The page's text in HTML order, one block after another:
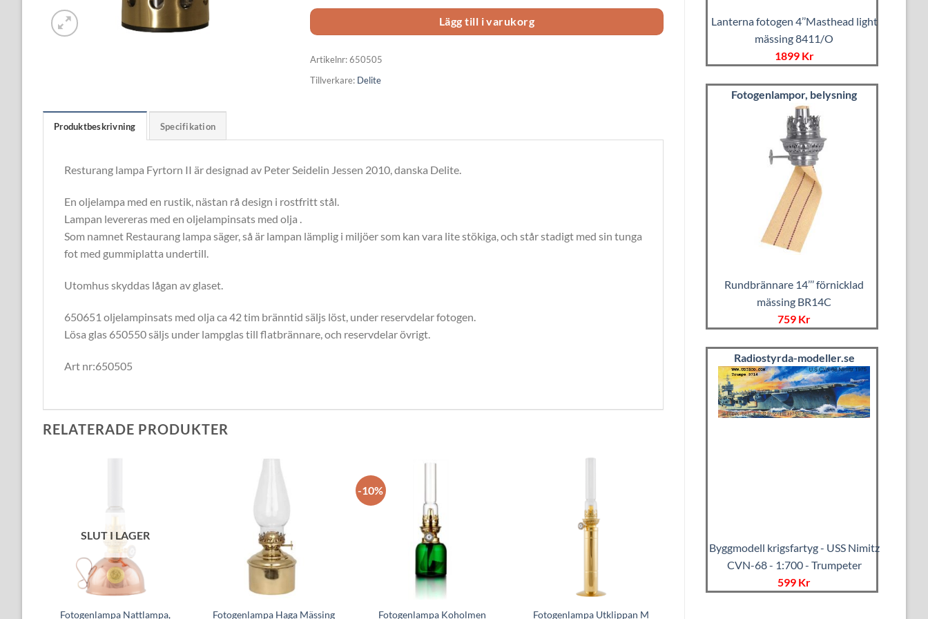
Lanterna fotogen 4’’Masthead light
mässing 8411/O
1899 Kr
Fotogenlampor, belysning
Rundbrännare 14’’’ förnicklad
mässing BR14C
759 Kr
Radiostyrda-modeller.se
Byggmodell krigsfartyg - USS Nimitz
CVN-68 - 1:700 - Trumpeter
599 Kr
Lägg till i varukorg
Artikelnr:650505
Tillverkare: Delite
Produktbeskrivning Specifikation
Resturang lampa Fyrtorn II är designad av Peter Seidelin Jessen 2010, danska Delite.
En oljelampa med en rustik, nästan rå design i rostfritt stål.
Lampan levereras med en oljelampinsats med olja .
Som namnet Restaurang lampa säger, så är lampan lämplig i miljöer som kan vara lite stökiga, och står stadigt med sin tunga
fot med gummiplatta undertill.
Utomhus skyddas lågan av glaset.
650651 oljelampinsats med olja ca 42 tim bränntid säljs löst, under reservdelar fotogen.
Lösa glas 650550 säljs under lampglas till flatbrännare, och reservdelar övrigt.
Art nr:650505
RELATERADE PRODUKTER
SLUT I LAGER
Fotogenlampa Nattlampa, Fotogenlampa Haga Mässing
-10%
Fotogenlampa Koholmen Fotogenlampa Utklippan M